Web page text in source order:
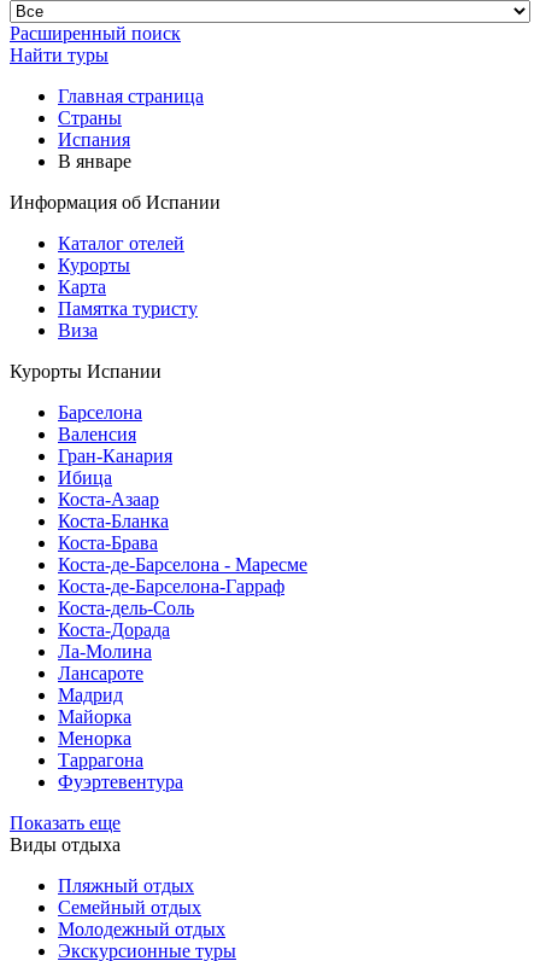
Расширенный поиск
Найти туры
Главная страница
Cтраны
Испания
В январе
Информация об Испании
Каталог отелей
Курорты
Карта
Памятка туристу
Виза
Курорты Испании
Барселона
Валенсия
Гран-Канария
Ибица
Коста-Азаар
Коста-Бланка
Коста-Брава
Коста-де-Барселона - Маресме
Коста-де-Барселона-Гарраф
Коста-дель-Соль
Коста-Дорада
Ла-Молина
Лансароте
Мадрид
Майорка
Менорка
Таррагона
Фуэртевентура
Показать еще
Виды отдыха
Пляжный отдых
Семейный отдых
Молодежный отдых
Экскурсионные туры